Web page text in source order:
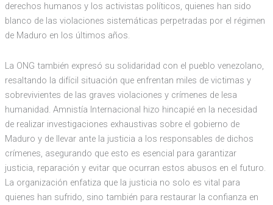
derechos humanos y los activistas políticos, quienes han sido
blanco de las violaciones sistemáticas perpetradas por el régimen
de Maduro en los últimos años.
La ONG también expresó su solidaridad con el pueblo venezolano,
resaltando la difícil situación que enfrentan miles de victimas y
sobrevivientes de las graves violaciones y crímenes de lesa
humanidad. Amnistía Internacional hizo hincapié en la necesidad
de realizar investigaciones exhaustivas sobre el gobierno de
Maduro y de llevar ante la justicia a los responsables de dichos
crímenes, asegurando que esto es esencial para garantizar
justicia, reparación y evitar que ocurran estos abusos en el futuro.
La organización enfatiza que la justicia no solo es vital para
quienes han sufrido, sino también para restaurar la confianza en